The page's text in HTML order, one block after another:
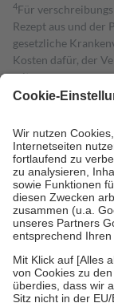
4Für
Rezept aus und der
gesetzliche
Kosten dafür, der
mit.
Grundsätzlich
höchstens zehn Euro.
Kosten der
Diese Regeln
Bei Heilmitteln und
Zuzahlung zehn
Verordnung.
Um das
stärken und die
fallenkeine
• Kindern und
mit Ausnahme der